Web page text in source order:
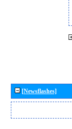
[Newsflashes]